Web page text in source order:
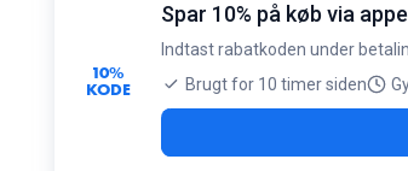
10%
KODE
Spar 10% på køb via
Indtast rabatkoden under
Brugt for 10 timer siden